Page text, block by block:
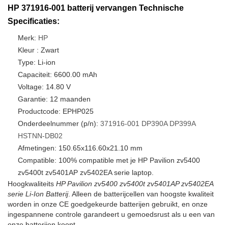
HP 371916-001 batterij vervangen Technische
Specificaties:
Merk: HP
Kleur : Zwart
Type: Li-ion
Capaciteit: 6600.00 mAh
Voltage: 14.80 V
Garantie: 12 maanden
Productcode: EPHP025
Onderdeelnummer (p/n): 371916-001 DP390A DP399A
HSTNN-DB02
Afmetingen: 150.65x116.60x21.10 mm
Compatible: 100% compatible met je HP Pavilion zv5400
zv5400t zv5401AP zv5402EA serie laptop.
Hoogkwaliteits HP Pavilion zv5400 zv5400t zv5401AP zv5402EA
serie Li-Ion Batterij. Alleen de batterijcellen van hoogste kwaliteit
worden in onze CE goedgekeurde batterijen gebruikt, en onze
ingespannene controle garandeert u gemoedsrust als u een van